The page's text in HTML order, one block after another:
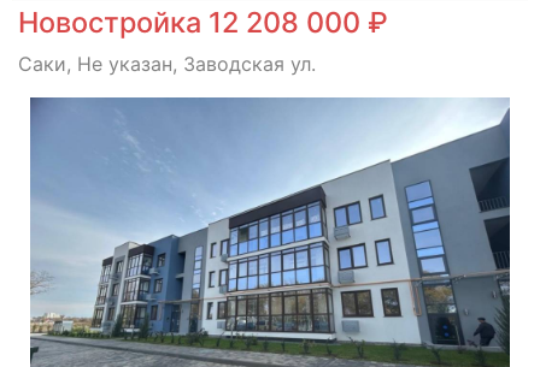
Новостройка 12 208 000 ₽
Саки, Не указан, Заводская ул.